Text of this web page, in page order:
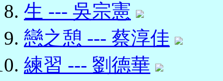
生 --- 吳宗憲
戀之憩 --- 蔡淳佳
練習 --- 劉德華